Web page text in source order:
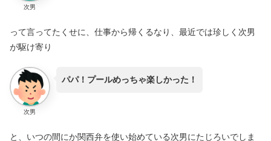
次男
って言ってたくせに、仕事から帰くるなり、最近では珍しく次男
が駆け寄り
次男
パパ！プールめっちゃ楽しかった！
と、いつの間にか関西弁を使い始めている次男にたじろいでしま